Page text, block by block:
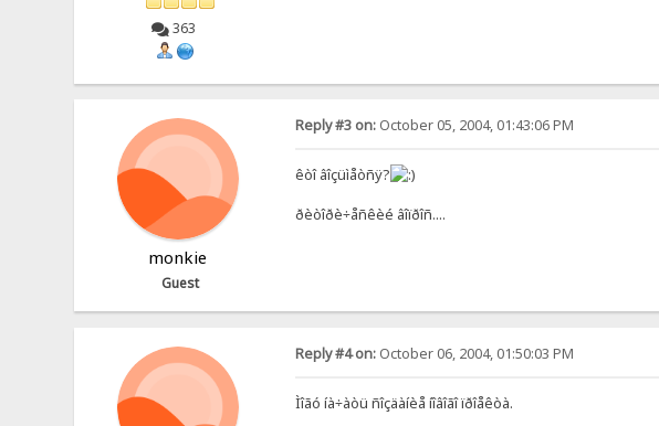
363
monkie
Guest
Reply #3 on:October 05, 2004, 01:43:06 PM
êòî âîçüìåòñÿ?
ðèòîðè÷åñêèé âîïðîñ....
Reply #4 on:October 06, 2004, 01:50:03 PM
Ìîãó íà÷àòü ñîçäàíèå íîâîãî ïðîåêòà.